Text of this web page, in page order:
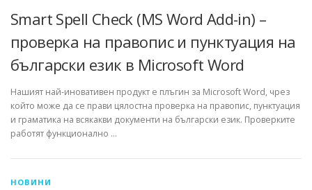
Smart Spell Check (MS Word Add-in) –
проверка на правопис и пунктуация на
български език в Microsoft Word
Нашият най-иновативен продукт е плъгин за Microsoft Word, чрез
който може да се прави цялостна проверка на правопис, пунктуация
и граматика на всякакви документи на български език. Проверките
работят функционално …
НОВИНИ